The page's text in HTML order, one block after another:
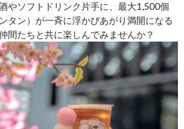
やソフトドリンク片手に、最大1,500個
タン）が一斉に浮かびあがり満開になる
間たちと共に楽しんでみませんか？